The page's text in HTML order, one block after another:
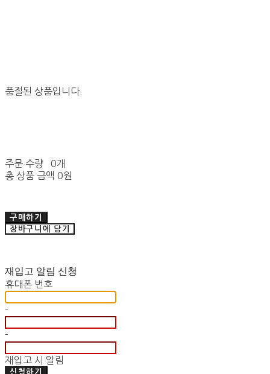
품절된 상품입니다.
주문 수량
0개
총 상품 금액 0원
구매하기
장바구니에 담기
재입고 알림 신청
휴대폰 번호
-
-
재입고 시 알림
신청하기